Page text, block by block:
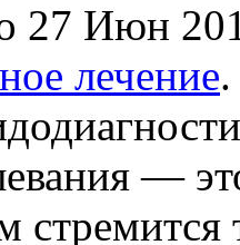
27 Июн
лечение.
—
стремится